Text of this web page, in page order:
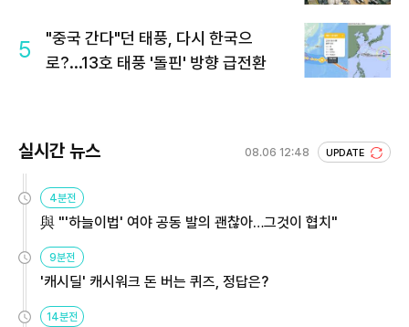
5
"중국 간다"던 태풍, 다시 한국으
로?...13호 태풍 '돌핀' 방향 급전환
실시간 뉴스 08.06 12:48 UPDATE
4분전
與 "'하늘이법' 여야 공동 발의 괜찮아…그것이 협치"
9분전
'캐시딜' 캐시워크 돈 버는 퀴즈, 정답은?
14분전